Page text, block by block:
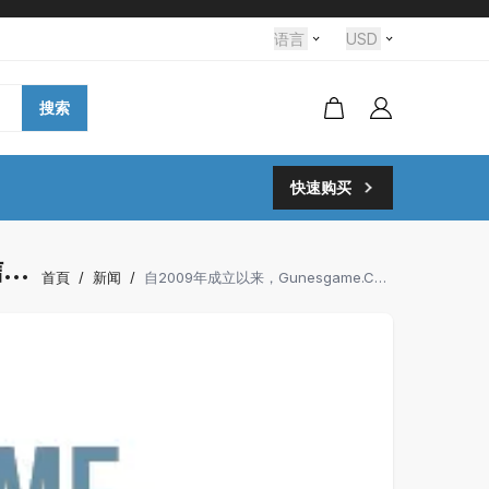
语言 USD
搜索
快速购买
首頁 / 新闻 / 自2009年成立以来，Gunesgame.com始终是土耳其历史最悠久、最值得信赖的zynga扑克金币购买与销售平台。